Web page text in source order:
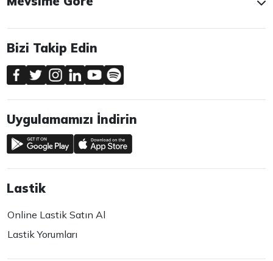
Bizi Takip Edin
Uygulamamızı İndirin
Lastik
Online Lastik Satın Al
Lastik Yorumları